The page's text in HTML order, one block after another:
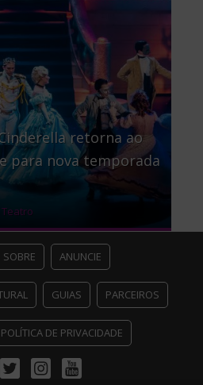
retorna ao
para nova temporada
Teatro
SOBRE ANUNCIE
GUIAS PARCEIROS
POLÍTICA DE PRIVACIDADE
TwitterInstagramYoutube